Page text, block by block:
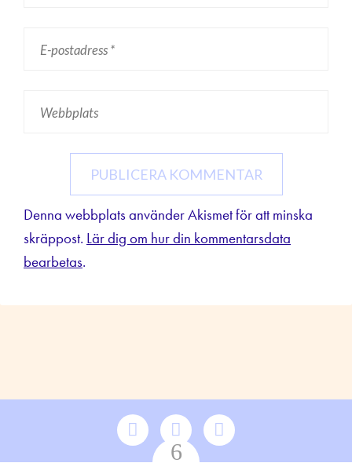
Denna webbplats använder Akismet för att minska
skräppost. Lär dig om hur din kommentarsdata
bearbetas.